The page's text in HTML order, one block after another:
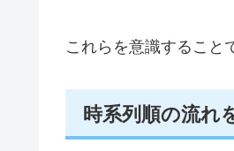
これらを意識すること
時系列順の流れ